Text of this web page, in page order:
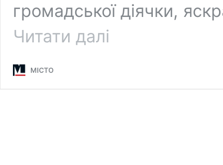
громадської діячки,
Читати далі
МІСТО